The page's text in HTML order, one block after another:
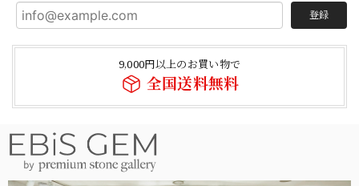
登録
9,000円以上のお買い物で
全国送料無料